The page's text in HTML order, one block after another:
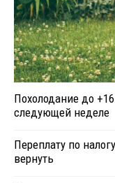
Похолодание до
следующей неделе
Переплату по
вернуть